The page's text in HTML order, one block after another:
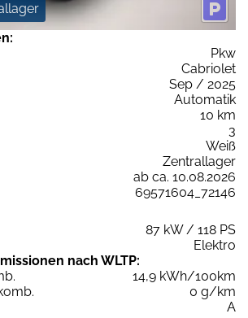
Pkw
Cabriolet
Sep / 2025
Automatik
10 km
3
Weiß
Zentrallager
ab ca. 10.08.2026
69571604_72146
87 kW / 118 PS
Elektro
nach WLTP:
14,9 kWh/100km
0 g/km
A